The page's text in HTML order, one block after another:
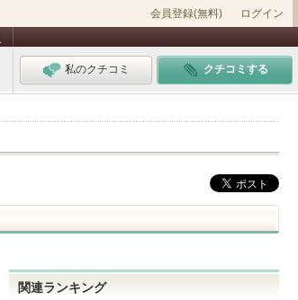
会員登録(無料) ログイン
私のクチコミ クチコミする
関連ランキング